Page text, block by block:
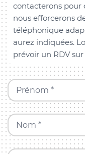
contacterons pour
nous efforcerons
téléphonique
aurez indiquées.
prévoir un RDV
Prénom *
Nom *